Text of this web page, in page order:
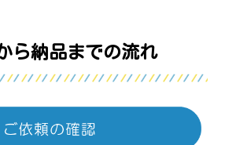
ら納品までの流れ